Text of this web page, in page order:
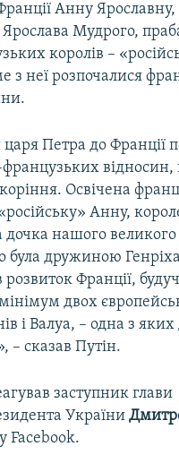
Анну
Ярослава Мудрого,
королів –
з неї розпочалися
Петра до Франції
французьких
Освічена
Анну,
нашого великого
була дружиною Генріха
розвиток Франції,
двох
і Валуа, – одна з яких
– сказав Путін.
заступник глави
України
Facebook.